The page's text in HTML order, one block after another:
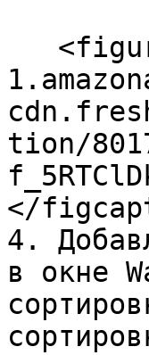
tion/
</
4.
в окне